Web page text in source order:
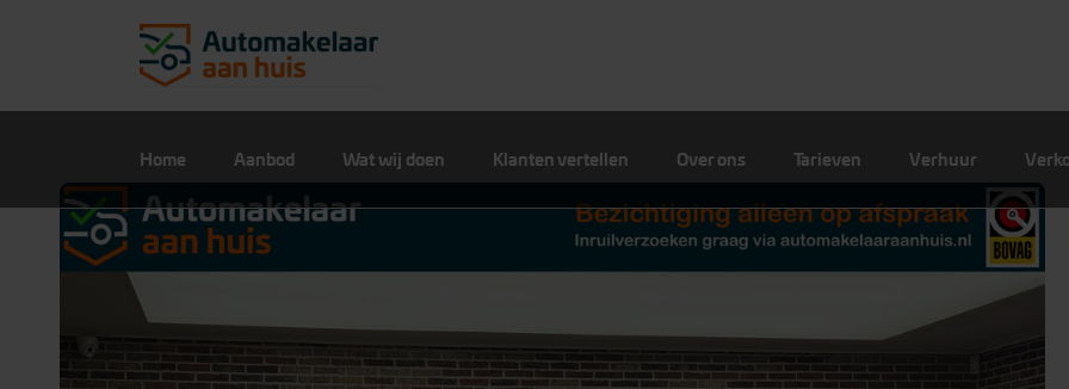
Home Aanbod Wat wij doen Klanten vertellen Over ons Tarieven Verhuur